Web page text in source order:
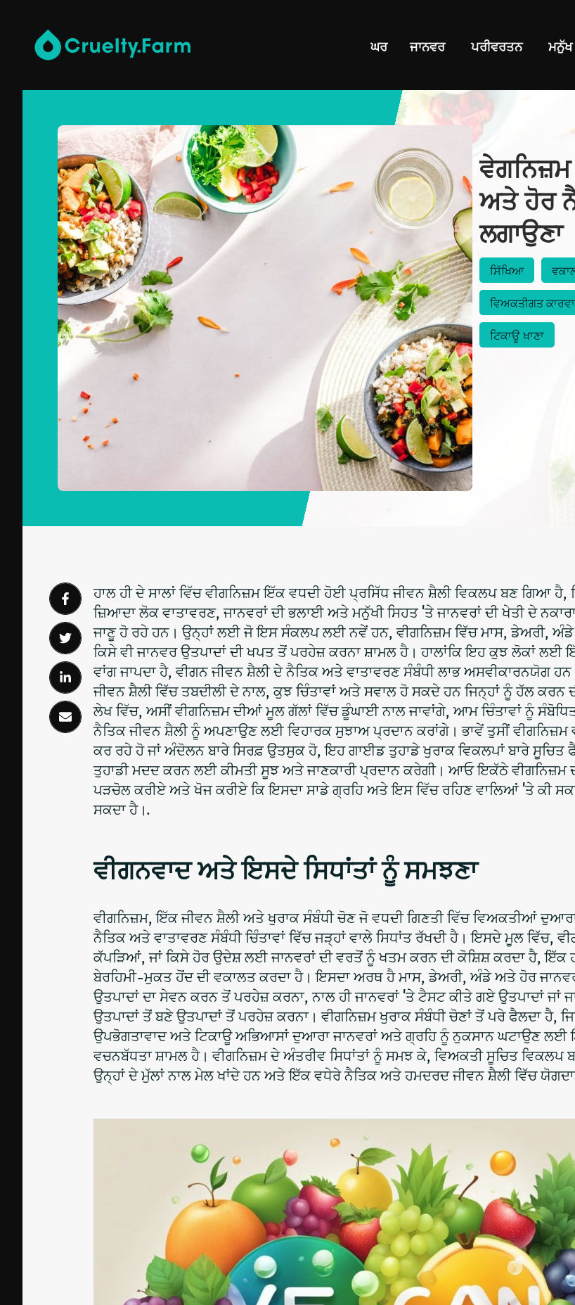
ਘਰ ਜਾਨਵਰ ਪਰੀਵਰਤਨ ਮਨੁੱਖ
ਵੇਗਨਿਜ਼ਮ
ਅਤੇ ਹੋਰ
ਲਗਾਉਣਾ
ਸਿੱਖਿਆ
ਵਿਅਕਤੀਗਤ
ਟਿਕਾਊ ਖਾਣਾ
ਹਾਲ ਹੀ ਦੇ ਸਾਲਾਂ ਵਿੱਚ ਵੀਗਨਿਜ਼ਮ ਇੱਕ ਵਧਦੀ ਹੋਈ ਪ੍ਰਸਿੱਧ ਜੀਵਨ ਸ਼ੈਲੀ ਵਿਕਲਪ ਬਣ ਗਿਆ ਹੈ,
ਜ਼ਿਆਦਾ ਲੋਕ ਵਾਤਾਵਰਣ, ਜਾਨਵਰਾਂ ਦੀ ਭਲਾਈ ਅਤੇ ਮਨੁੱਖੀ ਸਿਹਤ 'ਤੇ ਜਾਨਵਰਾਂ ਦੀ ਖੇਤੀ ਦੇ
ਜਾਣੂ ਹੋ ਰਹੇ ਹਨ। ਉਨ੍ਹਾਂ ਲਈ ਜੋ ਇਸ ਸੰਕਲਪ ਲਈ ਨਵੇਂ ਹਨ, ਵੀਗਨਿਜ਼ਮ ਵਿੱਚ ਮਾਸ, ਡੇਅਰੀ,
ਕਿਸੇ ਵੀ ਜਾਨਵਰ ਉਤਪਾਦਾਂ ਦੀ ਖਪਤ ਤੋਂ ਪਰਹੇਜ਼ ਕਰਨਾ ਸ਼ਾਮਲ ਹੈ। ਹਾਲਾਂਕਿ ਇਹ ਕੁਝ ਲੋਕਾਂ ਲਈ
ਵਾਂਗ ਜਾਪਦਾ ਹੈ, ਵੀਗਨ ਜੀਵਨ ਸ਼ੈਲੀ ਦੇ ਨੈਤਿਕ ਅਤੇ ਵਾਤਾਵਰਣ ਸੰਬੰਧੀ ਲਾਭ ਅਸਵੀਕਾਰਨਯੋਗ
ਜੀਵਨ ਸ਼ੈਲੀ ਵਿੱਚ ਤਬਦੀਲੀ ਦੇ ਨਾਲ, ਕੁਝ ਚਿੰਤਾਵਾਂ ਅਤੇ ਸਵਾਲ ਹੋ ਸਕਦੇ ਹਨ ਜਿਨ੍ਹਾਂ ਨੂੰ ਹੱਲ
ਲੇਖ ਵਿੱਚ, ਅਸੀਂ ਵੀਗਨਿਜ਼ਮ ਦੀਆਂ ਮੂਲ ਗੱਲਾਂ ਵਿੱਚ ਡੂੰਘਾਈ ਨਾਲ ਜਾਵਾਂਗੇ, ਆਮ ਚਿੰਤਾਵਾਂ ਨੂੰ
ਨੈਤਿਕ ਜੀਵਨ ਸ਼ੈਲੀ ਨੂੰ ਅਪਣਾਉਣ ਲਈ ਵਿਹਾਰਕ ਸੁਝਾਅ ਪ੍ਰਦਾਨ ਕਰਾਂਗੇ। ਭਾਵੇਂ ਤੁਸੀਂ ਵੀਗਨਿਜ਼ਮ
ਕਰ ਰਹੇ ਹੋ ਜਾਂ ਅੰਦੋਲਨ ਬਾਰੇ ਸਿਰਫ਼ ਉਤਸੁਕ ਹੋ, ਇਹ ਗਾਈਡ ਤੁਹਾਡੇ ਖੁਰਾਕ ਵਿਕਲਪਾਂ ਬਾਰੇ ਸੂਚਿਤ
ਤੁਹਾਡੀ ਮਦਦ ਕਰਨ ਲਈ ਕੀਮਤੀ ਸੂਝ ਅਤੇ ਜਾਣਕਾਰੀ ਪ੍ਰਦਾਨ ਕਰੇਗੀ। ਆਓ ਇਕੱਠੇ ਵੀਗਨਿਜ਼ਮ
ਪੜਚੋਲ ਕਰੀਏ ਅਤੇ ਖੋਜ ਕਰੀਏ ਕਿ ਇਸਦਾ ਸਾਡੇ ਗ੍ਰਹਿ ਅਤੇ ਇਸ ਵਿੱਚ ਰਹਿਣ ਵਾਲਿਆਂ 'ਤੇ ਕੀ
ਸਕਦਾ ਹੈ।.
ਵੀਗਨਵਾਦ ਅਤੇ ਇਸਦੇ ਸਿਧਾਂਤਾਂ ਨੂੰ ਸਮਝਣਾ
ਵੀਗਨਿਜ਼ਮ, ਇੱਕ ਜੀਵਨ ਸ਼ੈਲੀ ਅਤੇ ਖੁਰਾਕ ਸੰਬੰਧੀ ਚੋਣ ਜੋ ਵਧਦੀ ਗਿਣਤੀ ਵਿੱਚ ਵਿਅਕਤੀਆਂ
ਨੈਤਿਕ ਅਤੇ ਵਾਤਾਵਰਣ ਸੰਬੰਧੀ ਚਿੰਤਾਵਾਂ ਵਿੱਚ ਜੜ੍ਹਾਂ ਵਾਲੇ ਸਿਧਾਂਤ ਰੱਖਦੀ ਹੈ। ਇਸਦੇ ਮੂਲ ਵਿੱਚ,
ਕੱਪੜਿਆਂ, ਜਾਂ ਕਿਸੇ ਹੋਰ ਉਦੇਸ਼ ਲਈ ਜਾਨਵਰਾਂ ਦੀ ਵਰਤੋਂ ਨੂੰ ਖਤਮ ਕਰਨ ਦੀ ਕੋਸ਼ਿਸ਼ ਕਰਦਾ ਹੈ,
ਬੇਰਹਿਮੀ-ਮੁਕਤ ਹੋਂਦ ਦੀ ਵਕਾਲਤ ਕਰਦਾ ਹੈ। ਇਸਦਾ ਅਰਥ ਹੈ ਮਾਸ, ਡੇਅਰੀ, ਅੰਡੇ ਅਤੇ ਹੋਰ
ਉਤਪਾਦਾਂ ਦਾ ਸੇਵਨ ਕਰਨ ਤੋਂ ਪਰਹੇਜ਼ ਕਰਨਾ, ਨਾਲ ਹੀ ਜਾਨਵਰਾਂ 'ਤੇ ਟੈਸਟ ਕੀਤੇ ਗਏ ਉਤਪਾਦਾਂ ਜਾਂ
ਉਤਪਾਦਾਂ ਤੋਂ ਬਣੇ ਉਤਪਾਦਾਂ ਤੋਂ ਪਰਹੇਜ਼ ਕਰਨਾ। ਵੀਗਨਿਜ਼ਮ ਖੁਰਾਕ ਸੰਬੰਧੀ ਚੋਣਾਂ ਤੋਂ ਪਰੇ ਫੈਲਦਾ ਹੈ,
ਉਪਭੋਗਤਾਵਾਦ ਅਤੇ ਟਿਕਾਊ ਅਭਿਆਸਾਂ ਦੁਆਰਾ ਜਾਨਵਰਾਂ ਅਤੇ ਗ੍ਰਹਿ ਨੂੰ ਨੁਕਸਾਨ ਘਟਾਉਣ
ਵਚਨਬੱਧਤਾ ਸ਼ਾਮਲ ਹੈ। ਵੀਗਨਿਜ਼ਮ ਦੇ ਅੰਤਰੀਵ ਸਿਧਾਂਤਾਂ ਨੂੰ ਸਮਝ ਕੇ, ਵਿਅਕਤੀ ਸੂਚਿਤ ਵਿਕਲਪ
ਉਨ੍ਹਾਂ ਦੇ ਮੁੱਲਾਂ ਨਾਲ ਮੇਲ ਖਾਂਦੇ ਹਨ ਅਤੇ ਇੱਕ ਵਧੇਰੇ ਨੈਤਿਕ ਅਤੇ ਹਮਦਰਦ ਜੀਵਨ ਸ਼ੈਲੀ ਵਿੱਚ